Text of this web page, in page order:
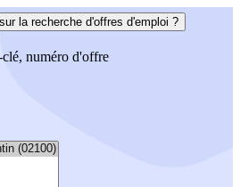
la recherche d'offres d'emploi ?
numéro d'offre